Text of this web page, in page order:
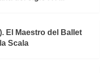
El Maestro del Ballet
Scala